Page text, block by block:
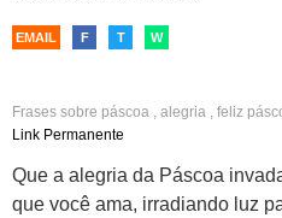
EMAIL F T W
Frases sobre páscoa alegria feliz
Link Permanente
Que a alegria da Páscoa
que você ama, irradiando luz